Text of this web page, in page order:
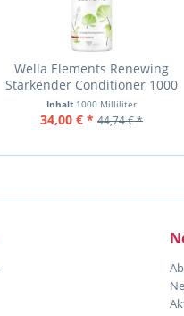
Wella Elements Renewing
Stärkender Conditioner 1000
ml
Inhalt 1000 Milliliter
34,00 € * 44,74 € *